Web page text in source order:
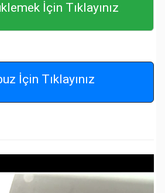
İçin Tıklayınız
İçin Tıklayınız